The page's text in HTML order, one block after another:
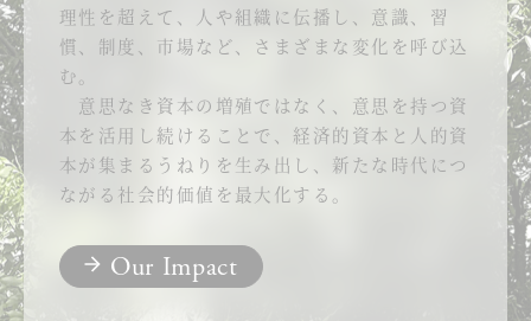
理性を超えて、人や組織に伝播し、意識、習
慣、制度、市場など、さまざまな変化を呼び込
む。
意思なき資本の増殖ではなく、意思を持つ資
本を活用し続けることで、経済的資本と人的資
本が集まるうねりを生み出し、新たな時代につ
ながる社会的価値を最大化する。
Our Impact